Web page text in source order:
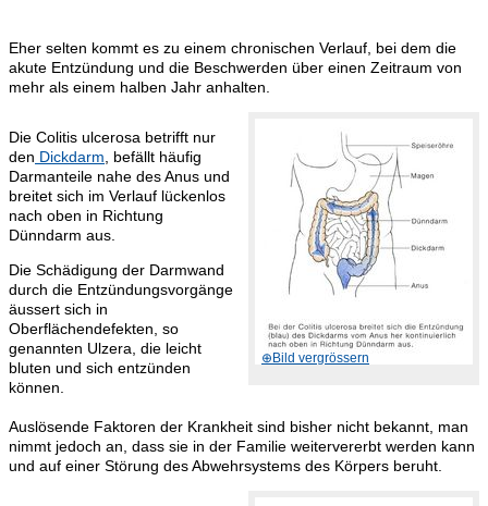
Eher selten kommt es zu einem chronischen Verlauf, bei dem die
akute Entzündung und die Beschwerden über einen Zeitraum von
mehr als einem halben Jahr anhalten.
Die Colitis ulcerosa betrifft nur
den Dickdarm, befällt häufig
Darmanteile nahe des Anus und
breitet sich im Verlauf lückenlos
nach oben in Richtung
Dünndarm aus.
Die Schädigung der Darmwand
durch die Entzündungsvorgänge
äussert sich in
Oberflächendefekten, so
genannten Ulzera, die leicht
bluten und sich entzünden
können.
Auslösende Faktoren der Krankheit sind bisher nicht bekannt, man
nimmt jedoch an, dass sie in der Familie weitervererbt werden kann
und auf einer Störung des Abwehrsystems des Körpers beruht.